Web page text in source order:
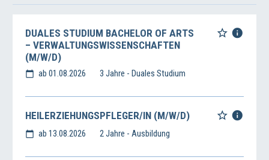
DUALES STUDIUM BACHELOR OF ARTS
– VERWALTUNGSWISSENSCHAFTEN
(M/W/D)
ab 01.08.2026 3 Jahre - Duales Studium
HEILERZIEHUNGSPFLEGER/IN (M/W/D)
ab 13.08.2026 2 Jahre - Ausbildung